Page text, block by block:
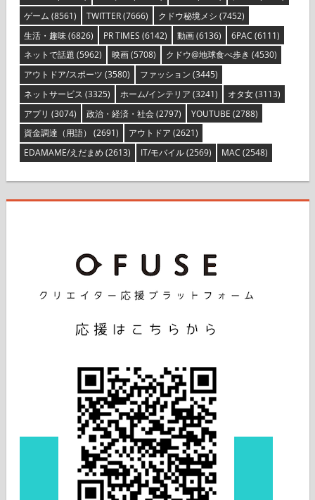
ゲーム (8561) TWITTER(7666) クドウ秘境メシ (7452)
生活・趣味(6826) PR TIMES (6142) 動画(6136) 6PAC (6111)
ネットで話題 (5962) 映画(5708) クドウ@地球食べ歩き (4530)
アウトドア/スポーツ (3580) ファッション (3445)
ネットサービス (3325) ホーム/インテリア (3241) オタ女(3113)
アプリ (3074) 政治・経済・社会(2797) YOUTUBE (2788)
資金調達（用語） (2691) アウトドア (2621)
EDAMAME/えだまめ (2613) IT/モバイル(2569) MAC (2548)